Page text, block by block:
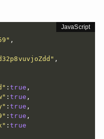
,
,
:true ,
:true ,
:true ,
:true ,
:true